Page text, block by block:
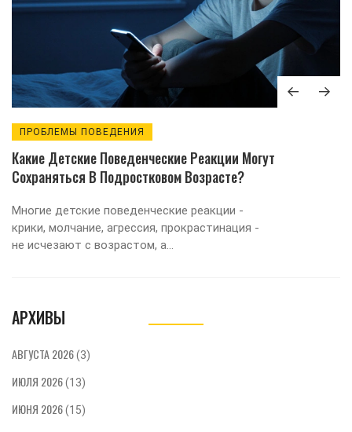
ПРОБЛЕМЫ ПОВЕДЕНИЯ
Какие Детские Поведенческие Реакции Могут
Сохраняться В Подростковом Возрасте?
Многие детские поведенческие реакции -
крики, молчание, агрессия, прокрастинация -
не исчезают с возрастом, а
АРХИВЫ
АВГУСТА 2026(3)
ИЮЛЯ 2026(13)
ИЮНЯ 2026(15)